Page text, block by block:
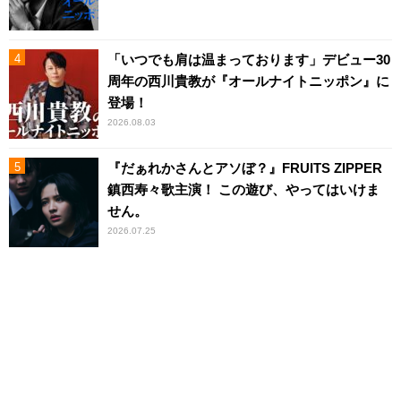
「いつでも肩は温まっております」デビュー30
周年の西川貴教が『オールナイトニッポン』に
登場！
2026.08.03
『だぁれかさんとアソぼ？』FRUITS ZIPPER
鎮西寿々歌主演！ この遊び、やってはいけま
せん。
2026.07.25